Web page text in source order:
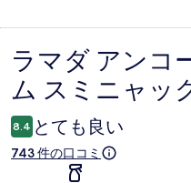
口
コ
ミ
ラマダ アンコ
ム スミニャッ
8.4 とても良い
743 件の口コミ